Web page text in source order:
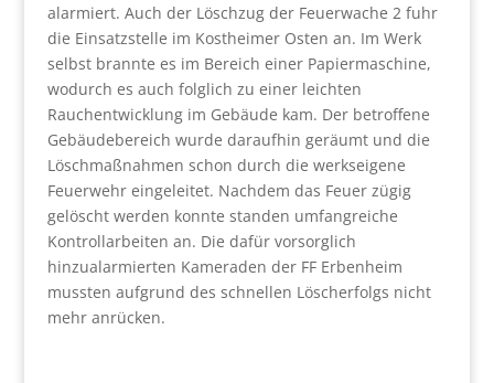
alarmiert. Auch der Löschzug der Feuerwache 2 fuhr
die Einsatzstelle im Kostheimer Osten an. Im Werk
selbst brannte es im Bereich einer Papiermaschine,
wodurch es auch folglich zu einer leichten
Rauchentwicklung im Gebäude kam. Der betroffene
Gebäudebereich wurde daraufhin geräumt und die
Löschmaßnahmen schon durch die werkseigene
Feuerwehr eingeleitet. Nachdem das Feuer zügig
gelöscht werden konnte standen umfangreiche
Kontrollarbeiten an. Die dafür vorsorglich
hinzualarmierten Kameraden der FF Erbenheim
mussten aufgrund des schnellen Löscherfolgs nicht
mehr anrücken.